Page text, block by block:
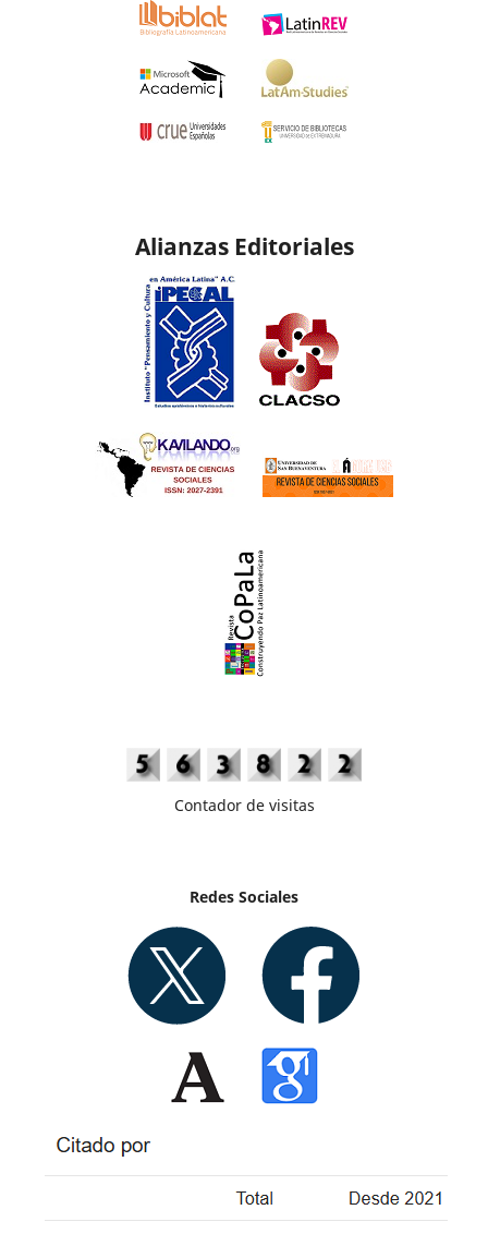
Alianzas Editoriales
Contador de visitas
Redes Sociales